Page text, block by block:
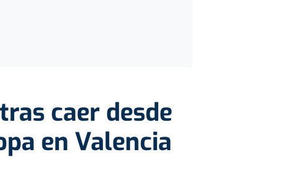
caer desde
en Valencia